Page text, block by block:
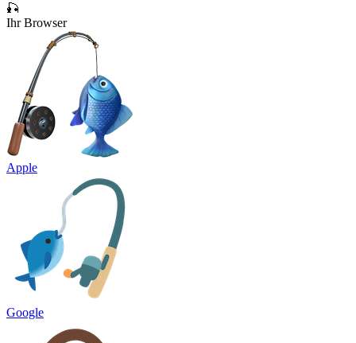
🎣
Ihr Browser
Apple
Google